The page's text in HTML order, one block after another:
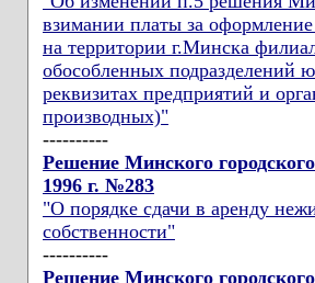
взимании платы за
на территории г.Минска
обособленных подразделений
реквизитах предприятий и
производных)"
----------
Решение Минского
1996 г. №283
"О порядке сдачи в аренду
собственности"
----------
Решение Минского